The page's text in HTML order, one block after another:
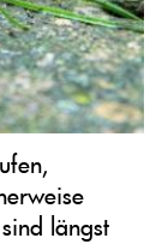
längst